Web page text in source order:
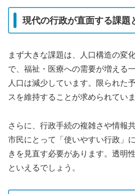
現代の行政が直面する課題
まず大きな課題は、人口構造の変
で、福祉・医療への需要が増える
人口は減少しています。限られた
スを維持することが求められていま
さらに、行政手続の複雑さや情報
市民にとって「使いやすい行政」
きを見直す必要があります。透明
といえるでしょう。